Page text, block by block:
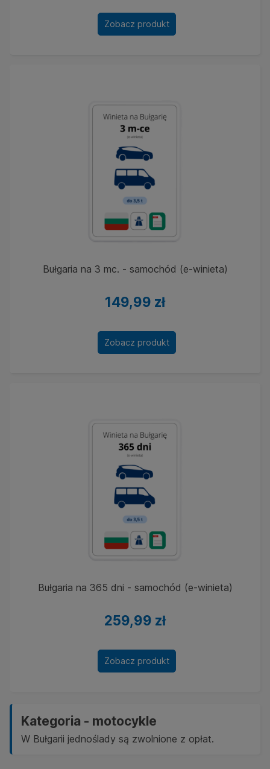
Zobacz produkt
Bułgaria na 3 mc. - samochód (e-winieta)
149,99 zł
Zobacz produkt
Bułgaria na 365 dni - samochód (e-winieta)
259,99 zł
Zobacz produkt
Kategoria - motocykle
W Bułgarii jednoślady są zwolnione z opłat.